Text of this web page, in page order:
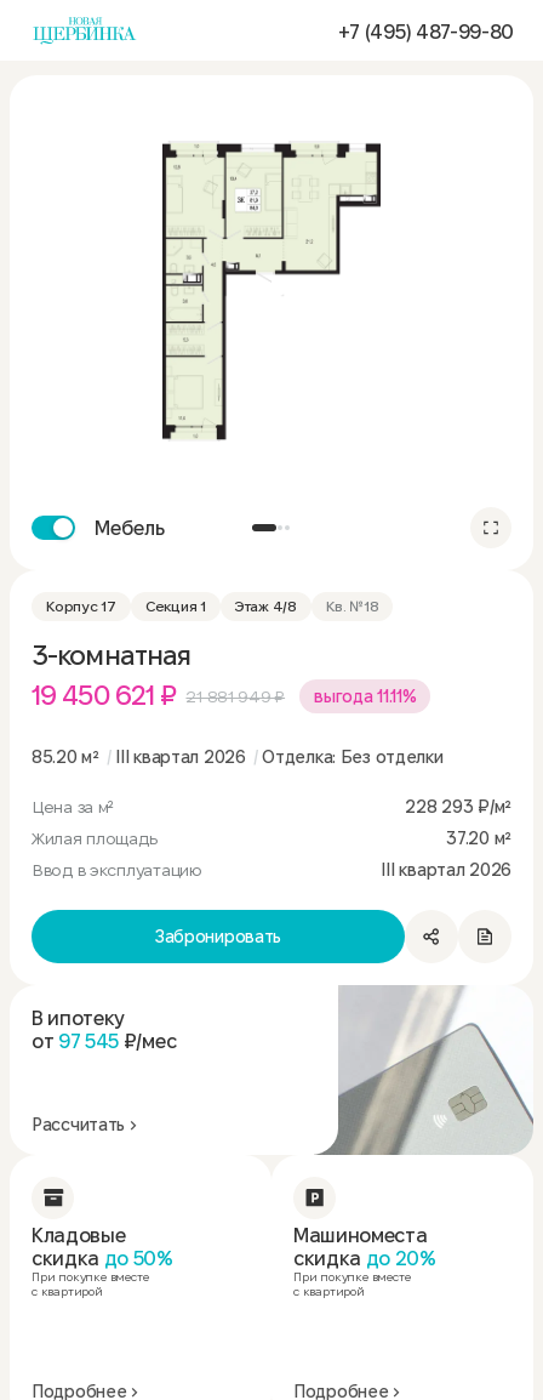
+7 (495) 487-99-80
Мебель
Корпус 17 Секция 1 Этаж 4/8 Кв. №18
3-комнатная
19 450 621 ₽ 21 881 949 ₽ выгода 11.11%
85.20 м² III квартал 2026 Отделка: Без отделки
Цена за м²
228 293 ₽/м²
Жилая площадь
37.20 м²
Ввод в эксплуатацию
III квартал 2026
Забронировать
В ипотеку
от 97 545 ₽/мес
Рассчитать
Кладовые
скидка до 50%
При покупке вместе
с квартирой
Подробнее
Машиноместа
скидка до 20%
При покупке вместе
с квартирой
Подробнее